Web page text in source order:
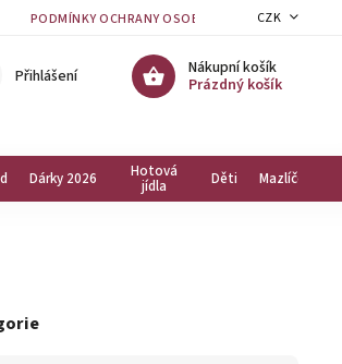
PODMÍNKY OCHRANY OSOBNÍCH ÚDAJŮ
CZK
Nákupní košík
Prázdný košík
Přihlášení
Dárky 2026 Hotová
jídla Děti Mazlíčci